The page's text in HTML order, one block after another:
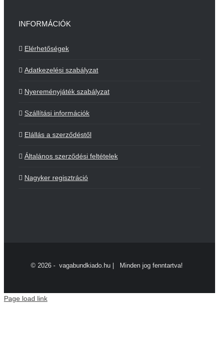
INFORMÁCIÓK
Elérhetőségek
Adatkezelési szabályzat
Nyereményjáték szabályzat
Szállítási információk
Elállás a szerződéstől
Általános szerződési feltételek
Nagyker regisztráció
© 2026 - vagabundkiado.hu | Minden jog fenntartva!
Page load link